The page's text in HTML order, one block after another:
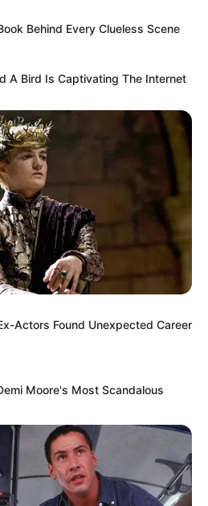
Behind Every Clueless Scene
A Bird Is Captivating The Internet
Actors Found Unexpected Career
Moore's Most Scandalous